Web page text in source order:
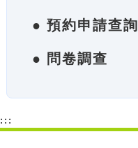
● 預約申請查詢
● 問卷調查
:::